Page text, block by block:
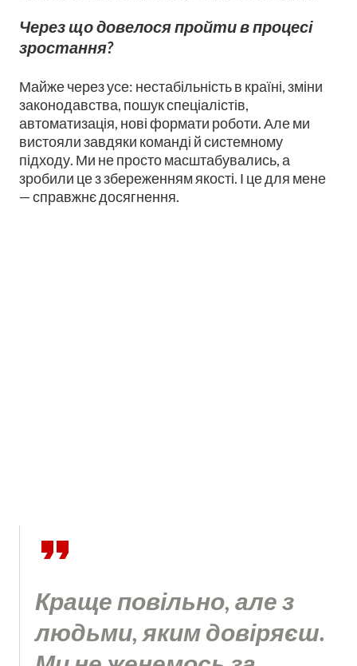
Через що довелося пройти в процесі
зростання?
Майже через усе: нестабільність в країні, зміни
законодавства, пошук спеціалістів,
автоматизація, нові формати роботи. Але ми
вистояли завдяки команді й системному
підходу. Ми не просто масштабувались, а
зробили це з збереженням якості. І це для мене
— справжнє досягнення.
Краще повільно, але з
людьми, яким довіряєш.